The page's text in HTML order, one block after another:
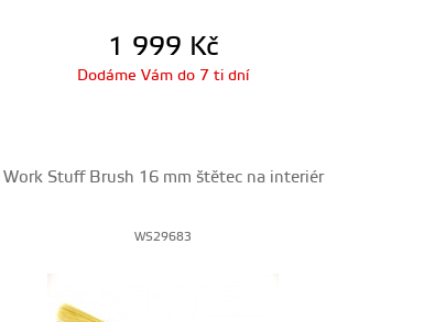
1 999 Kč
Dodáme Vám do 7 ti dní
Work Stuff Brush 16 mm štětec na interiér
WS29683